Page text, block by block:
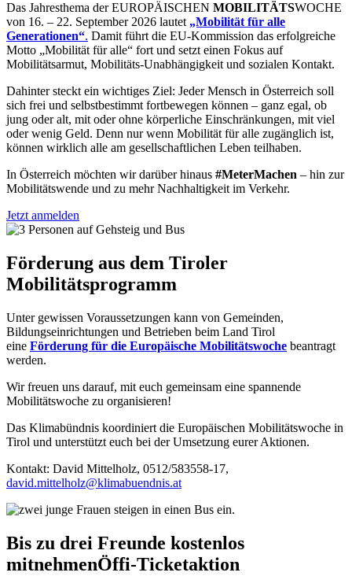
Das Jahresthema der EUROPÄISCHEN MOBILITÄTSWOCHE
von 16. – 22. September 2026 lautet „Mobilität für alle
Generationen“. Damit führt die EU-Kommission das erfolgreiche
Motto „Mobilität für alle“ fort und setzt einen Fokus auf
Mobilitätsarmut, Mobilitäts-Unabhängigkeit und sozialen Kontakt.
Dahinter steckt ein wichtiges Ziel: Jeder Mensch in Österreich soll
sich frei und selbstbestimmt fortbewegen können – ganz egal, ob
jung oder alt, mit oder ohne körperliche Einschränkungen, mit viel
oder wenig Geld. Denn nur wenn Mobilität für alle zugänglich ist,
können wirklich alle am gesellschaftlichen Leben teilhaben.
In Österreich möchten wir darüber hinaus #MeterMachen – hin zur
Mobilitätswende und zu mehr Nachhaltigkeit im Verkehr.
Jetzt anmelden
Förderung aus dem Tiroler
Mobilitätsprogramm
Unter gewissen Voraussetzungen kann von Gemeinden,
Bildungseinrichtungen und Betrieben beim Land Tirol
eine Förderung für die Europäische Mobilitätswoche beantragt
werden.
Wir freuen uns darauf, mit euch gemeinsam eine spannende
Mobilitätswoche zu organisieren!
Das Klimabündnis koordiniert die Europäischen Mobilitätswoche in
Tirol und unterstützt euch bei der Umsetzung eurer Aktionen.
Kontakt: David Mittelholz, 0512/583558-17,
david.mittelholz@klimabuendnis.at
Bis zu drei Freunde kostenlos
mitnehmenÖffi-Ticketaktion